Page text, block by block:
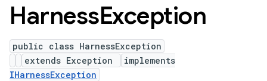
HarnessException
public class HarnessException
extends Exception
implements
IHarnessException